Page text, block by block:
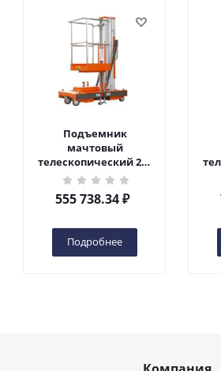
Подъемник
мачтовый
телескопический 200
кг 6 м TOR GTWY6-200S
DC 2-мачтовый
(автономный) (G) в
555 738.34₽
Подробнее